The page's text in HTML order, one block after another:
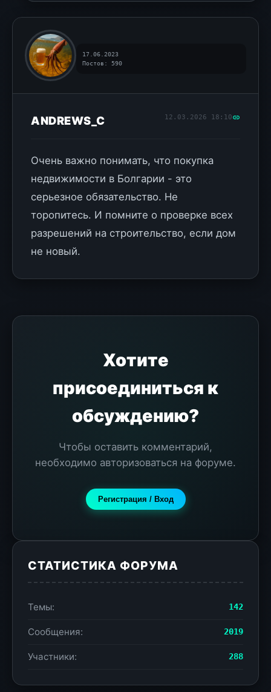
17.06.2023
Постов: 590
ANDREWS_C 12.03.2026 18:10
Очень важно понимать, что покупка
недвижимости в Болгарии - это
серьезное обязательство. Не
торопитесь. И помните о проверке всех
разрешений на строительство, если дом
не новый.
Хотите
присоединиться к
обсуждению?
Чтобы оставить комментарий,
необходимо авторизоваться на форуме.
Регистрация / Вход
СТАТИСТИКА ФОРУМА
Темы: 142
Сообщения: 2019
Участники: 288